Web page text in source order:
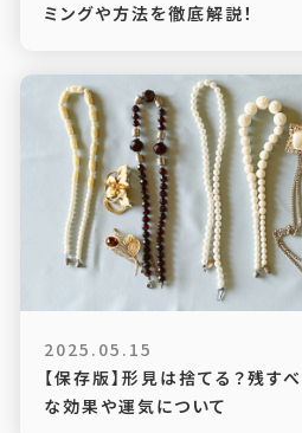
ミングや方法を徹底解説！
2025.05.15
【保存版】形見は捨てる？残す
な効果や運気について